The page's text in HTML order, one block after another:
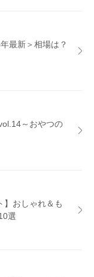
最新＞相場は？
～おやつの
】おしゃれ＆も
選